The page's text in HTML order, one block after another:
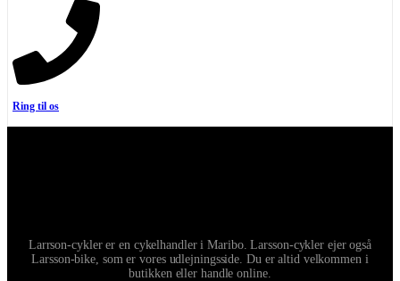
Ring til os
Larrson-cykler er en cykelhandler i Maribo. Larsson-cykler ejer også
Larsson-bike, som er vores udlejningsside. Du er altid velkommen i
butikken eller handle online.